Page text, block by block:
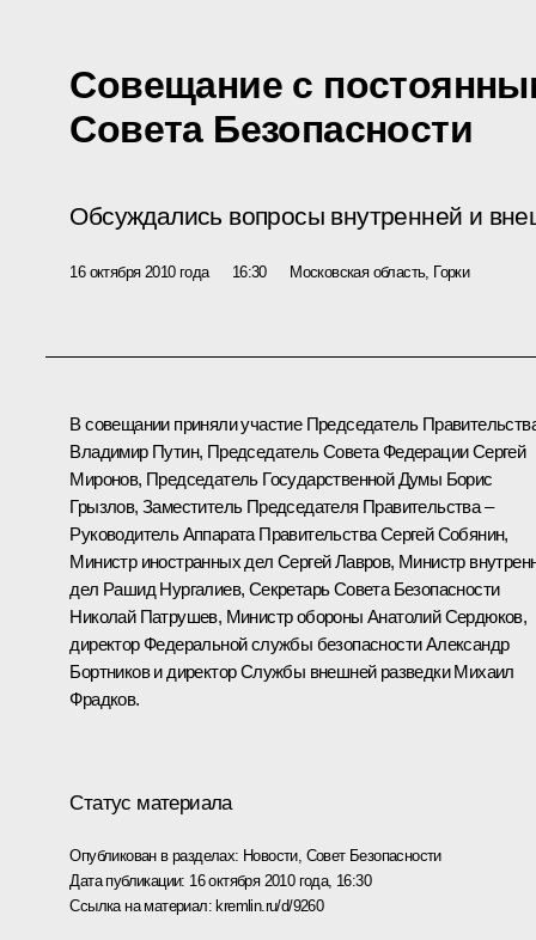
Совещание с
Совета Безопасности
Обсуждались вопросы внутренней и
16 октября 2010 года 16:30 Московская область, Горки
В совещании приняли участие Председатель
Владимир Путин, Председатель Совета Федерации Сергей
Миронов, Председатель Государственной Думы Борис
Грызлов, Заместитель Председателя Правительства –
Руководитель Аппарата Правительства Сергей Собянин,
Министр иностранных дел Сергей Лавров, Министр
дел Рашид Нургалиев, Секретарь Совета Безопасности
Николай Патрушев, Министр обороны Анатолий Сердюков,
директор Федеральной службы безопасности Александр
Бортников и директор Службы внешней разведки Михаил
Фрадков.
Статус материала
Опубликован в разделах: Новости, Совет Безопасности
Дата публикации: 16 октября 2010 года, 16:30
Ссылка на материал: kremlin.ru/d/9260